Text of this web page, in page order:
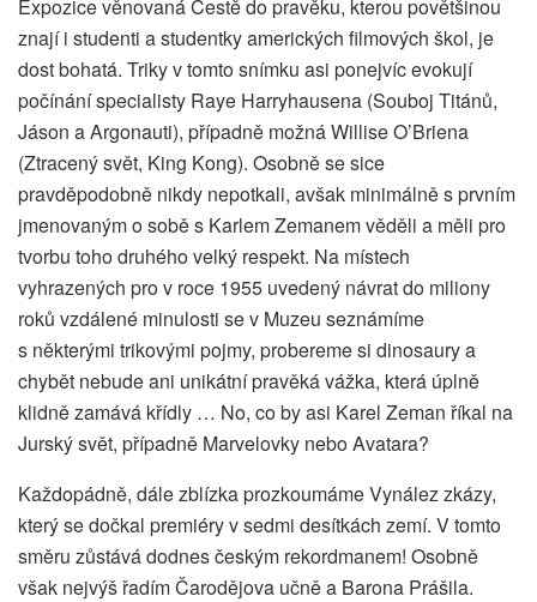
Expozice věnovaná Cestě do pravěku, kterou povětšinou
znají i studenti a studentky amerických filmových škol, je
dost bohatá. Triky v tomto snímku asi ponejvíc evokují
počínání specialisty Raye Harryhausena (Souboj Titánů,
Jáson a Argonauti), případně možná Willise O’Briena
(Ztracený svět, King Kong). Osobně se sice
pravděpodobně nikdy nepotkali, avšak minimálně s prvním
jmenovaným o sobě s Karlem Zemanem věděli a měli pro
tvorbu toho druhého velký respekt. Na místech
vyhrazených pro v roce 1955 uvedený návrat do miliony
roků vzdálené minulosti se v Muzeu seznámíme
s některými trikovými pojmy, probereme si dinosaury a
chybět nebude ani unikátní pravěká vážka, která úplně
klidně zamává křídly … No, co by asi Karel Zeman říkal na
Jurský svět, případně Marvelovky nebo Avatara?
Každopádně, dále zblízka prozkoumáme Vynález zkázy,
který se dočkal premiéry v sedmi desítkách zemí. V tomto
směru zůstává dodnes českým rekordmanem! Osobně
však nejvýš řadím Čarodějova učně a Barona Prášila.